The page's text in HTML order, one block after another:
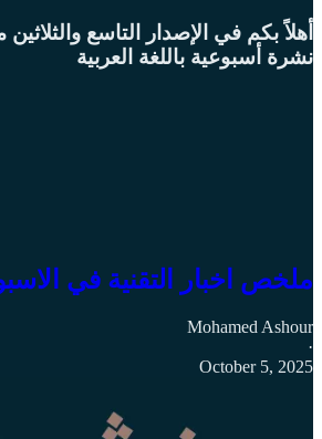
أهلاً بكم في الإصدار التاسع
نشرة أسبوعية باللغة العربية
ملخص اخبار التقنية في
Mohamed Ashour
·
October 5, 2025